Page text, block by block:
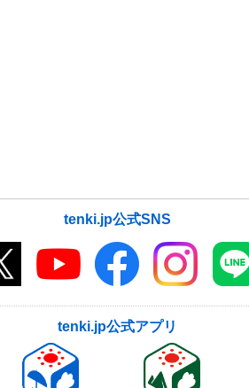
tenki.jp公式SNS
tenki.jp公式アプリ